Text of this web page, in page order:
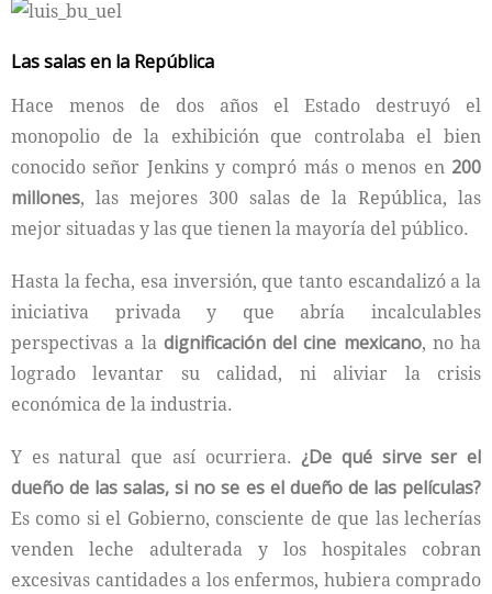
Las salas en la República
Hace menos de dos años el Estado destruyó el
monopolio de la exhibición que controlaba el bien
conocido señor Jenkins y compró más o menos en200
millones, las mejores 300 salas de la República, las
mejor situadas y las que tienen la mayoría del público.
Hasta la fecha, esa inversión, que tanto escandalizó a la
iniciativa privada y que abría incalculables
perspectivas a la dignificación del cine mexicano, no ha
logrado levantar su calidad, ni aliviar la crisis
económica de la industria.
Y es natural que así ocurriera.¿De qué sirve ser el
dueño de las salas, si no se es el dueño de las películas?
Es como si el Gobierno, consciente de que las lecherías
venden leche adulterada y los hospitales cobran
excesivas cantidades a los enfermos, hubiera comprado